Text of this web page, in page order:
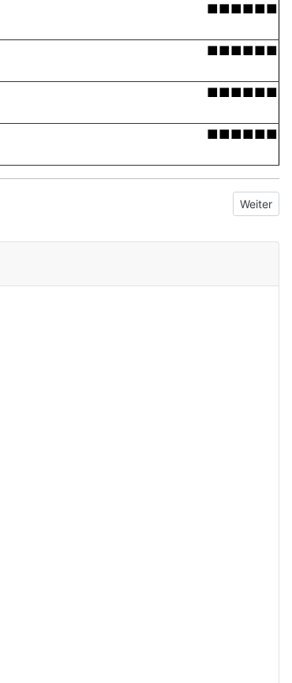
■■■■■■
■■■■■■
■■■■■■
■■■■■■
Nächster
Weiter